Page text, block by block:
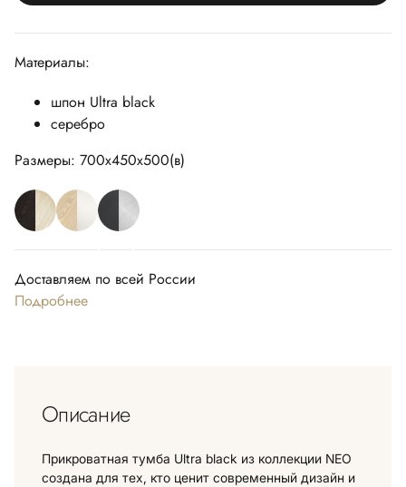
Материалы:
шпон Ultra black
серебро
Размеры: 700х450х500(в)
Доставляем по всей России
Подробнее
Описание
Прикроватная тумба Ultra black из коллекции NEO
создана для тех, кто ценит современный дизайн и